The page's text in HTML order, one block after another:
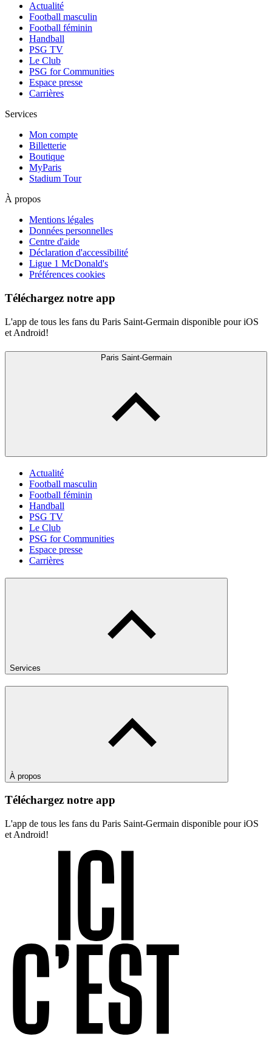
Actualité
Football masculin
Football féminin
Handball
PSG TV
Le Club
PSG for Communities
Espace presse
Carrières
Services
Mon compte
Billetterie
Boutique
MyParis
Stadium Tour
À propos
Mentions légales
Données personnelles
Centre d'aide
Déclaration d'accessibilité
Ligue 1 McDonald's
Préférences cookies
Téléchargez notre app
L'app de tous les fans du Paris Saint-Germain disponible pour iOS
et Android!
Paris Saint-Germain
Actualité
Football masculin
Football féminin
Handball
PSG TV
Le Club
PSG for Communities
Espace presse
Carrières
Services
À propos
Téléchargez notre app
L'app de tous les fans du Paris Saint-Germain disponible pour iOS
et Android!